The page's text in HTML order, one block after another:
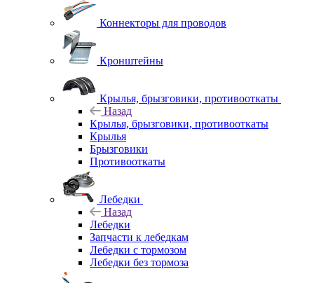
Коннекторы для проводов
Кронштейны
Крылья, брызговики, противооткаты
Назад
Крылья, брызговики, противооткаты
Крылья
Брызговики
Противооткаты
Лебедки
Назад
Лебедки
Запчасти к лебедкам
Лебедки с тормозом
Лебедки без тормоза